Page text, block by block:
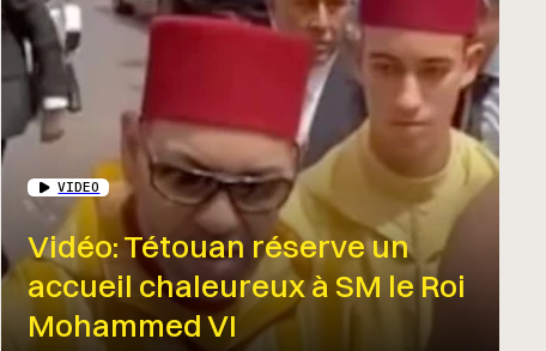
VIDEO
Vidéo: Tétouan réserve un
accueil chaleureux à SM le Roi
Mohammed VI